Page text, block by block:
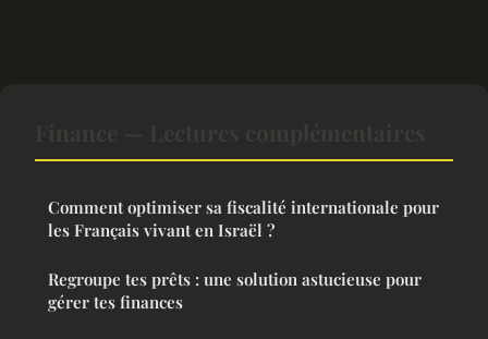
Comment optimiser sa fiscalité internationale pour
les Français vivant en Israël ?
Regroupe tes prêts : une solution astucieuse pour
gérer tes finances